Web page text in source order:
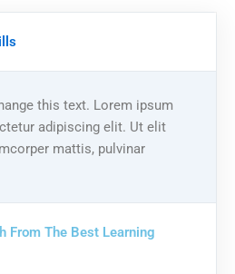
this text. Lorem ipsum
adipiscing elit. Ut elit
mattis, pulvinar
From The Best Learning